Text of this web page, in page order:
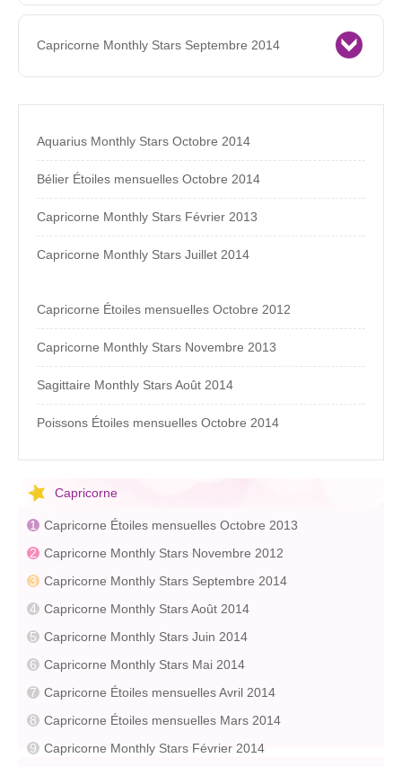
Capricorne Monthly Stars Septembre 2014
Aquarius Monthly Stars Octobre 2014
Bélier Étoiles mensuelles Octobre 2014
Capricorne Monthly Stars Février 2013
Capricorne Monthly Stars Juillet 2014
Capricorne Étoiles mensuelles Octobre 2012
Capricorne Monthly Stars Novembre 2013
Sagittaire Monthly Stars Août 2014
Poissons Étoiles mensuelles Octobre 2014
Capricorne
Capricorne Étoiles mensuelles Octobre 2013
Capricorne Monthly Stars Novembre 2012
Capricorne Monthly Stars Septembre 2014
Capricorne Monthly Stars Août 2014
Capricorne Monthly Stars Juin 2014
Capricorne Monthly Stars Mai 2014
Capricorne Étoiles mensuelles Avril 2014
Capricorne Étoiles mensuelles Mars 2014
Capricorne Monthly Stars Février 2014